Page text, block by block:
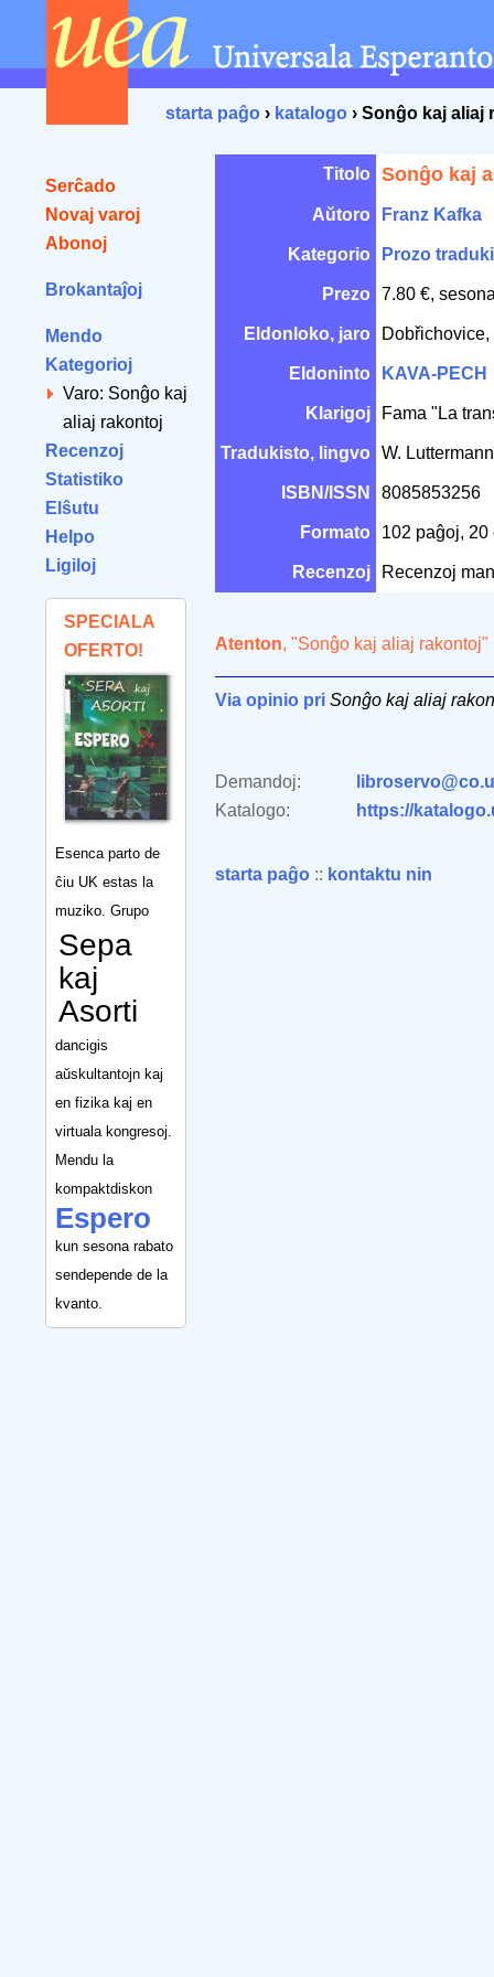
starta paĝo › katalogo › Sonĝo kaj aliaj
Serĉado
Novaj varoj
Abonoj
Brokantaĵoj
Mendo
Kategorioj
Varo: Sonĝo kaj
aliaj rakontoj
Recenzoj
Statistiko
Elŝutu
Helpo
Ligiloj
SPECIALA
OFERTO!
Esenca parto de
ĉiu UK estas la
muziko. Grupo
Sepa
kaj
Asorti
dancigis
aŭskultantojn kaj
en fizika kaj en
virtuala kongresoj.
Mendu la
kompaktdiskon
Espero
kun sesona rabato
sendepende de la
kvanto.
Titolo Sonĝo kaj
Aŭtoro Franz Kafka
Kategorio Prozo
Prezo 7.80 €,
Eldonloko, jaro
Eldoninto KAVA-PECH
Klarigoj Fama "La
Tradukisto, lingvo W.
ISBN/ISSN 8085853256
Formato 102 paĝoj,
Recenzoj Recenzoj
Atenton, "Sonĝo kaj aliaj rakontoj"
Via opinio pri Sonĝo kaj aliaj
Demandoj:
Katalogo:
https://
starta paĝo :: kontaktu nin